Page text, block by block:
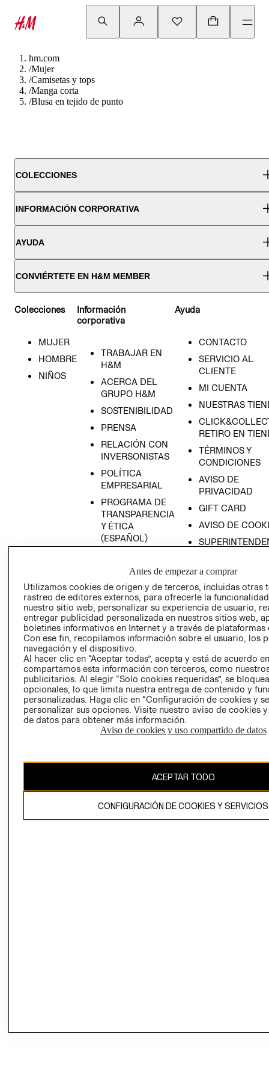
hm.com
/Mujer
/Camisetas y tops
/Manga corta
/Blusa en tejido de punto
COLECCIONES
INFORMACIÓN CORPORATIVA
AYUDA
CONVIÉRTETE EN H&M MEMBER
Colecciones
MUJER
HOMBRE
NIÑOS
Información
corporativa
TRABAJAR EN
H&M
ACERCA DEL
GRUPO H&M
SOSTENIBILIDAD
PRENSA
RELACIÓN CON
INVERSONISTAS
POLÍTICA
EMPRESARIAL
PROGRAMA DE
TRANSPARENCIA
Y ÉTICA
(ESPAÑOL)
TRANSPARENCIA
Ayuda
CONTACTO
SERVICIO AL
CLIENTE
MI CUENTA
NUESTRAS
RETIRO EN
TÉRMINOS Y
CONDICIONES
AVISO DE
PRIVACIDAD
GIFT CARD
AVISO DE
PETICIONES
QUEJAS Y
RECLAMOS
Colombia ($)
CAMBIAR REGIÓN
El contenido de esta página web está protegido por copyright y es
propiedad de H&M Hennes & Mauritz AB.
Antes de empezar a comprar
Utilizamos cookies de origen y de terceros, incluidas otras
rastreo de editores externos, para ofrecerle la
nuestro sitio web, personalizar su experiencia de usuario,
entregar publicidad personalizada en nuestros sitios web,
boletines informativos en Internet y a través de plataformas
Con ese fin, recopilamos información sobre el usuario, los
navegación y el dispositivo.
Al hacer clic en “Aceptar todas”, acepta y está de acuerdo
compartamos esta información con terceros, como
publicitarios. Al elegir “Solo cookies requeridas”, se
opcionales, lo que limita nuestra entrega de contenido y
personalizadas. Haga clic en “Configuración de cookies y
personalizar sus opciones. Visite nuestro aviso de cookies
de datos para obtener más información.
Aviso de cookies y uso compartido de datos
ACEPTAR TODO
CONFIGURACIÓN DE COOKIES Y SERVICIOS